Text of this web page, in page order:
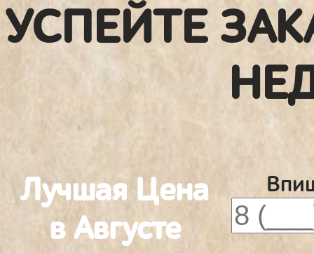
УСПЕЙТЕ
Лучшая Цена
в Августе